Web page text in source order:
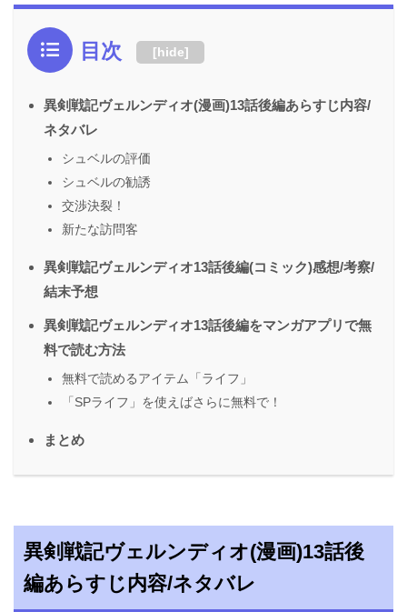
目次 [hide]
異剣戦記ヴェルンディオ(漫画)13話後編あらすじ内容/
ネタバレ
シュベルの評価
シュベルの勧誘
交渉決裂！
新たな訪問客
異剣戦記ヴェルンディオ13話後編(コミック)感想/考察/
結末予想
異剣戦記ヴェルンディオ13話後編をマンガアプリで無
料で読む方法
無料で読めるアイテム「ライフ」
「SPライフ」を使えばさらに無料で！
まとめ
異剣戦記ヴェルンディオ(漫画)13話後
編あらすじ内容/ネタバレ